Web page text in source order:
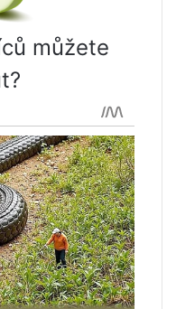
můžete